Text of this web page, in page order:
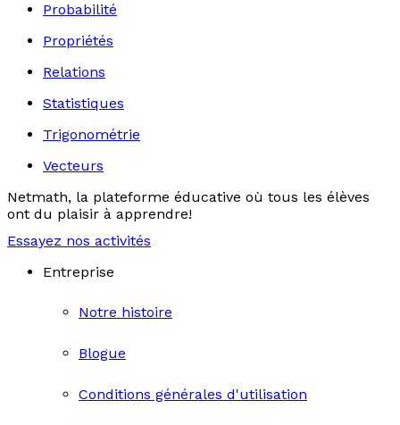
Probabilité
Propriétés
Relations
Statistiques
Trigonométrie
Vecteurs
Netmath, la plateforme éducative où tous les élèves
ont du plaisir à apprendre!
Essayez nos activités
Entreprise
Notre histoire
Blogue
Conditions générales d'utilisation